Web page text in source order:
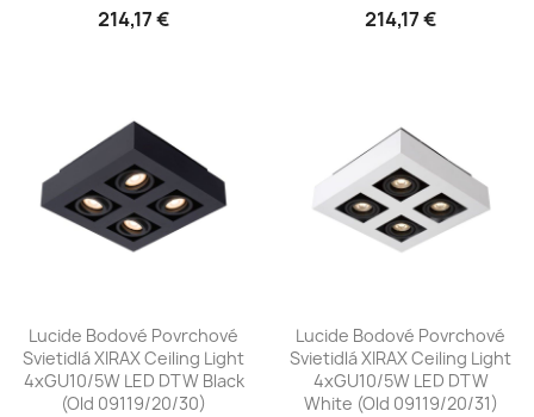
214,17 € 214,17 €
Lucide Bodové Povrchové
Svietidlá XIRAX Ceiling Light
4xGU10/5W LED DTW Black
(old 09119/20/30)
Lucide Bodové Povrchové
Svietidlá XIRAX Ceiling Light
4xGU10/5W LED DTW
White (old 09119/20/31)